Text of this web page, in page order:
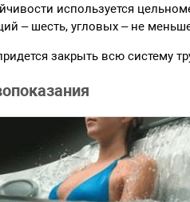
используется
– шесть, угловых – не
закрыть всю систему